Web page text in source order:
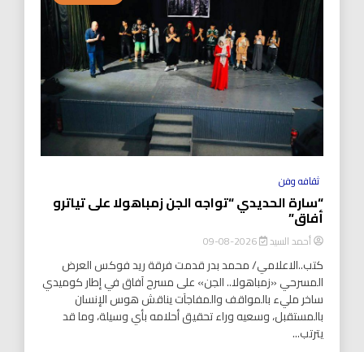
ثقافه وفن
“سارة الحديدي “تواجه الجن زمباهولا على تياترو
أفاق”
أحمد السيد 2026-08-09
كتب..الاعلامي/ محمد بدر قدمت فرقة ريد فوكس العرض
المسرحي «زمباهولا.. الجن» على مسرح آفاق في إطار كوميدي
ساخر مليء بالمواقف والمفاجآت يناقش هوس الإنسان
بالمستقبل، وسعيه وراء تحقيق أحلامه بأي وسيلة، وما قد
يترتب...